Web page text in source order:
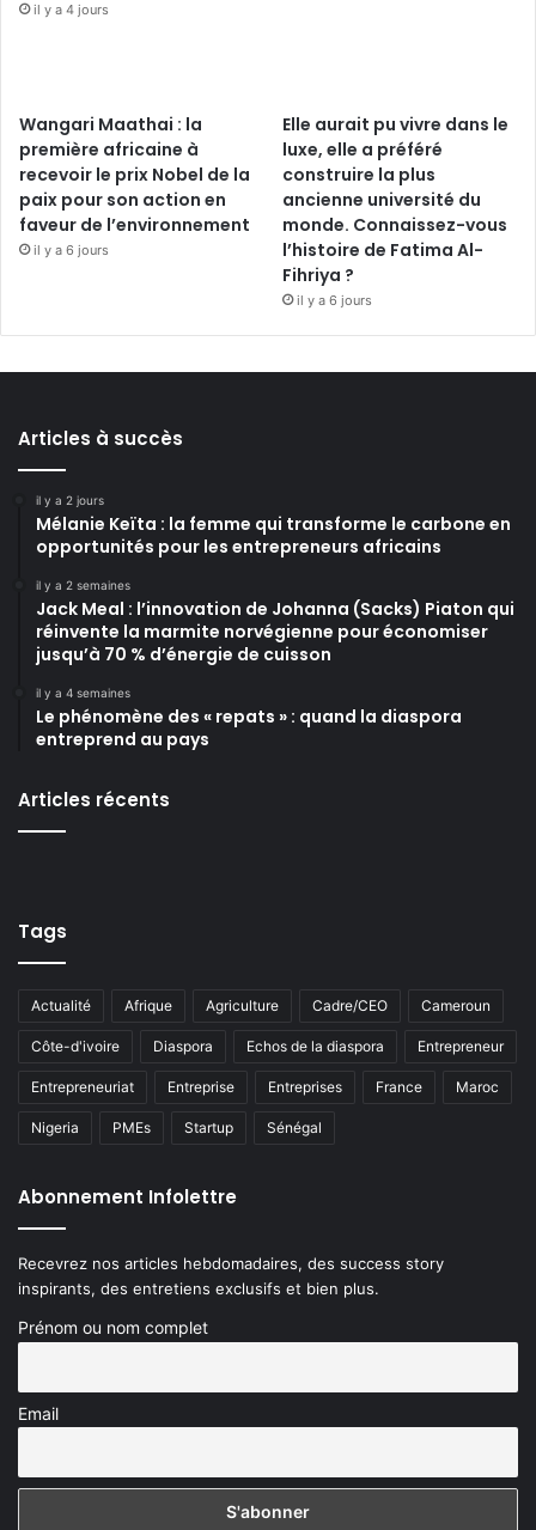
il y a 4 jours
Wangari Maathai : la
première africaine à
recevoir le prix Nobel de la
paix pour son action en
faveur de l’environnement
il y a 6 jours
Elle aurait pu vivre dans le
luxe, elle a préféré
construire la plus
ancienne université du
monde. Connaissez-vous
l’histoire de Fatima Al-
Fihriya ?
il y a 6 jours
Articles à succès
il y a 2 jours
Mélanie Keïta : la femme qui transforme le carbone en
opportunités pour les entrepreneurs africains
il y a 2 semaines
Jack Meal : l’innovation de Johanna (Sacks) Piaton qui
réinvente la marmite norvégienne pour économiser
jusqu’à 70 % d’énergie de cuisson
il y a 4 semaines
Le phénomène des « repats » : quand la diaspora
entreprend au pays
Articles récents
Tags
Actualité Afrique Agriculture Cadre/CEO Cameroun
Côte-d'ivoire Diaspora Echos de la diaspora Entrepreneur
Entrepreneuriat Entreprise Entreprises France Maroc
Nigeria PMEs Startup Sénégal
Abonnement Infolettre
Recevrez nos articles hebdomadaires, des success story
inspirants, des entretiens exclusifs et bien plus.
Prénom ou nom complet
Email